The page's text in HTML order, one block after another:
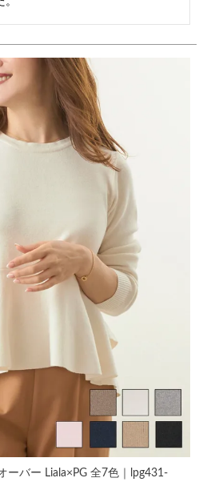
ーバー Liala×PG 全7色｜lpg431-